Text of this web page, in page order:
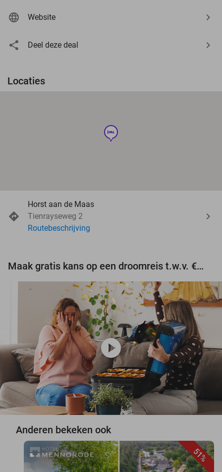
Website
Deel deze deal
Locaties
hotel
Horst aan de Maas
Tienrayseweg 2
Routebeschrijving
Maak gratis kans op een droomreis t.w.v. €3.000!
play_circle
Anderen bekeken ook
51%